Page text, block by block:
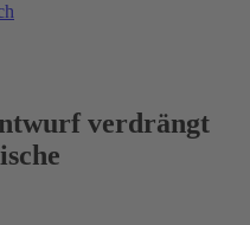
verdrängt